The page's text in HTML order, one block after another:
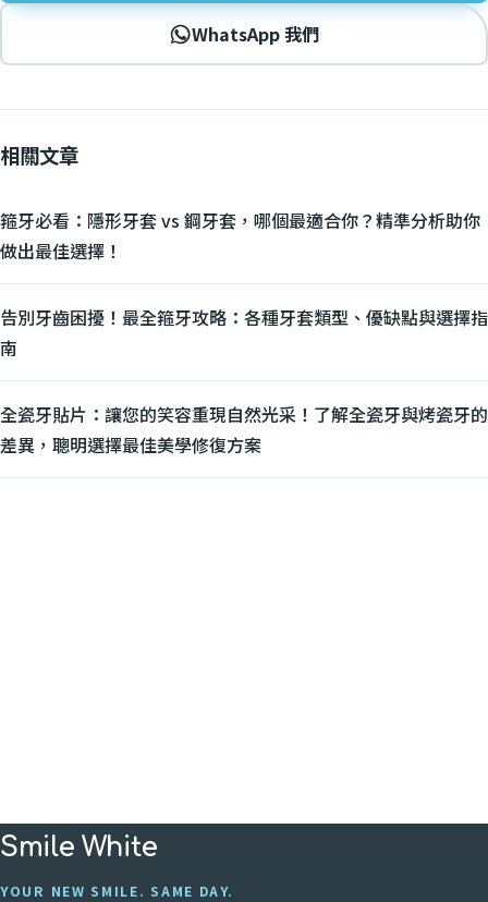
WhatsApp 我們
相關文章
箍牙必看：隱形牙套 vs 鋼牙套，哪個最適合你？精準分析助你
做出最佳選擇！
告別牙齒困擾！最全箍牙攻略：各種牙套類型、優缺點與選擇指
南
全瓷牙貼片：讓您的笑容重現自然光采！了解全瓷牙與烤瓷牙的
差異，聰明選擇最佳美學修復方案
Smile White
YOUR NEW SMILE. SAME DAY.